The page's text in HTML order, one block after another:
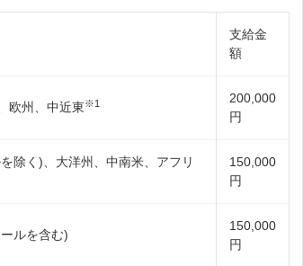
支給金
額
欧州、中近東※1
200,000
円
除く)、大洋州、中南米、アフリ
150,000
円
ルを含む)
150,000
円